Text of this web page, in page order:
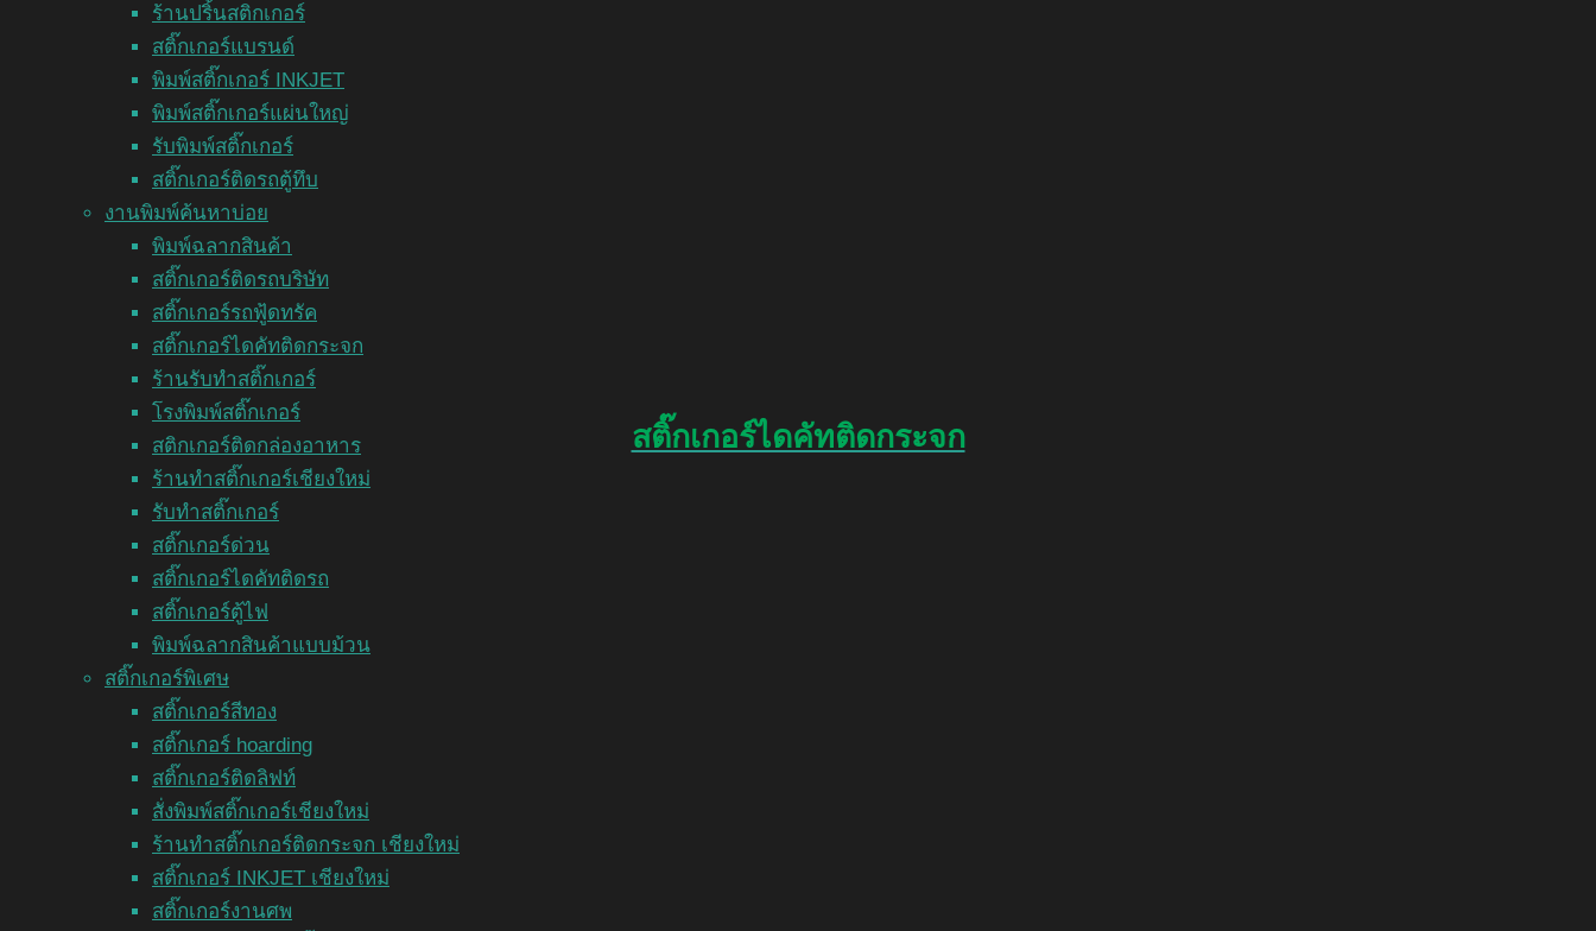
ร้านปริ้นสติกเกอร์
สติ๊กเกอร์แบรนด์
พิมพ์สติ๊กเกอร์ INKJET
พิมพ์สติ๊กเกอร์แผ่นใหญ่
รับพิมพ์สติ๊กเกอร์
สติ๊กเกอร์ติดรถตู้ทึบ
งานพิมพ์ค้นหาบ่อย
พิมพ์ฉลากสินค้า
สติ๊กเกอร์ติดรถบริษัท
สติ๊กเกอร์รถฟู้ดทรัค
สติ๊กเกอร์ไดคัทติดกระจก
ร้านรับทำสติ๊กเกอร์
โรงพิมพ์สติ๊กเกอร์
สติกเกอร์ติดกล่องอาหาร
ร้านทำสติ๊กเกอร์เชียงใหม่
รับทำสติ๊กเกอร์
สติ๊กเกอร์ด่วน
สติ๊กเกอร์ไดคัทติดรถ
สติ๊กเกอร์ตู้ไฟ
พิมพ์ฉลากสินค้าแบบม้วน
สติ๊กเกอร์พิเศษ
สติ๊กเกอร์สีทอง
สติ๊กเกอร์ hoarding
สติ๊กเกอร์ติดลิฟท์
สั่งพิมพ์สติ๊กเกอร์เชียงใหม่
ร้านทำสติ๊กเกอร์ติดกระจก เชียงใหม่
สติ๊กเกอร์ INKJET เชียงใหม่
สติ๊กเกอร์งานศพ
สติ๊กเกอร์ไดคัทติดกระจก